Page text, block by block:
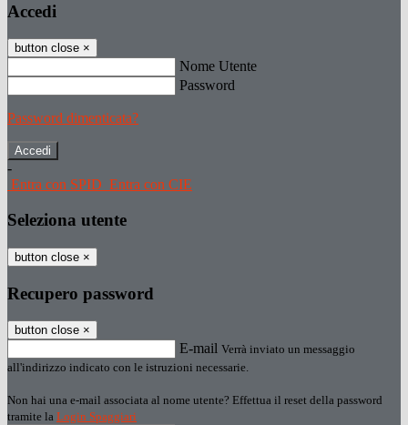
Accedi
button close ×
Nome Utente
Password
Password dimenticata?
-
Entra con SPID Entra con CIE
Seleziona utente
button close ×
Recupero password
button close ×
E-mail Verrà inviato un messaggio
all'indirizzo indicato con le istruzioni necessarie.
Non hai una e-mail associata al nome utente? Effettua il reset della password
tramite la Login Spaggiari